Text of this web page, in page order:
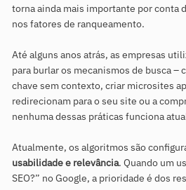
torna ainda mais importante por conta
nos fatores de ranqueamento.
Até alguns anos atrás, as empresas
para burlar os mecanismos de busca –
chave sem contexto, criar microsites
redirecionam para o seu site ou a
nenhuma dessas práticas funciona
Atualmente, os algoritmos são
usabilidade e relevância. Quando um
SEO?” no Google, a prioridade é dos